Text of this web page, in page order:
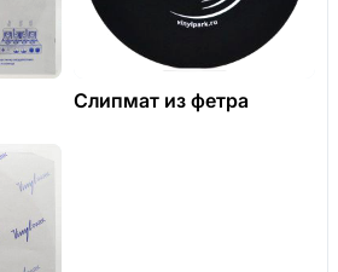
Слипмат из фетра